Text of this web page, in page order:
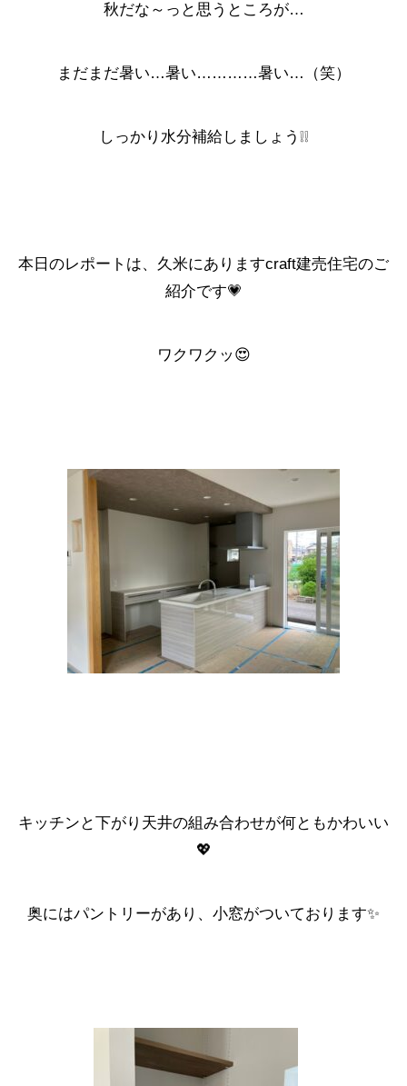
秋だな～っと思うところが…
まだまだ暑い…暑い…………暑い…（笑）
しっかり水分補給しましょう❕❕
本日のレポートは、久米にありますcraft建売住宅のご
紹介です💗
ワクワクッ😍
キッチンと下がり天井の組み合わせが何ともかわいい
💖
奥にはパントリーがあり、小窓がついております✨